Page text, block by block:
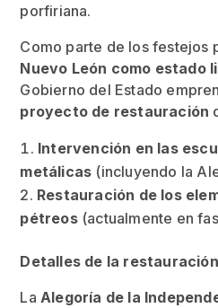
porfiriana.
Como parte de los festejos
Nuevo León como estado
Gobierno del Estado
proyecto de restauración
Intervención en las
metálicas (incluyendo la
Restauración de los
pétreos(actualmente en
Detalles de la restauración
LaAlegoría de la